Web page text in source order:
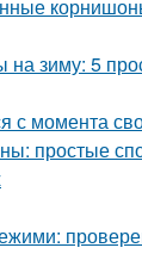
зиму: 5
с момента
простые